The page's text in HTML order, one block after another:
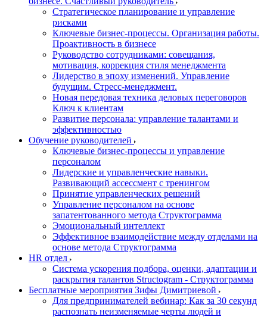
Стратегическое планирование и управление
рисками
Ключевые бизнес-процессы. Организация работы.
Проактивность в бизнесе
Руководство сотрудниками: совещания,
мотивация, коррекция стиля менеджмента
Лидерство в эпоху изменений. Управление
будущим. Стресс-менеджмент.
Новая передовая техника деловых переговоров
Ключ к клиентам
Развитие персонала: управление талантами и
эффективностью
Обучение руководителей
Ключевые бизнес-процессы и управление
персоналом
Лидерские и управленческие навыки.
Развивающий ассессмент с тренингом
Принятие управленческих решений
Управление персоналом на основе
запатентованного метода Структограмма
Эмоциональный интеллект
Эффективное взаимодействие между отделами на
основе метода Структограмма
HR отдел
Система ускорения подбора, оценки, адаптации и
раскрытия талантов Structogram - Структограмма
Бесплатные мероприятия Зифы Димитриевой
Для предпринимателей вебинар: Как за 30 секунд
распознать неизменяемые черты людей и